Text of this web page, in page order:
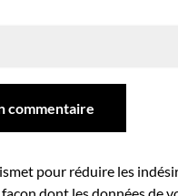
pour réduire les